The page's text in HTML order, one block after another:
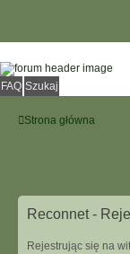
FAQ Szukaj
Strona główna
Reconnet -
Rejestrując się na